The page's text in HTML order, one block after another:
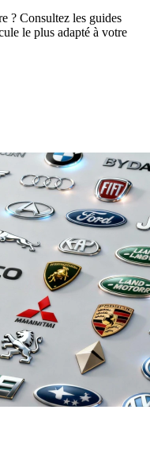
? Consultez les guides
le plus adapté à votre